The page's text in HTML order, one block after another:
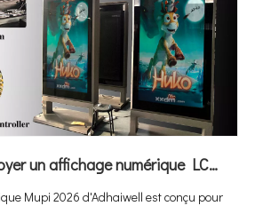
Comment déployer un affichage numérique LCD extérieur haute performance dans la chaleur extrême de 60°C à Dubaï
Mupi 2026 d'Adhaiwell est conçu pour